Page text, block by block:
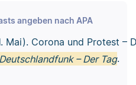
angeben nach APA
Mai). Corona und Protest –
Deutschlandfunk – Der Tag.